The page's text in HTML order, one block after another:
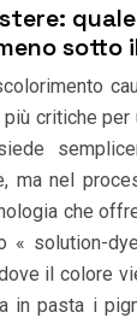
sotto
critiche per
ma nel
che
« solution-
il colore
in pasta i